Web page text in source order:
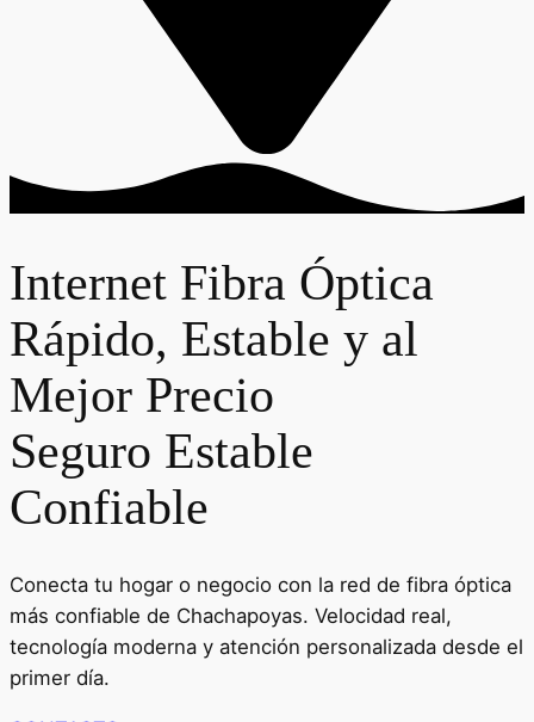
Internet Fibra Óptica
Rápido, Estable y al
Mejor Precio
Seguro Estable
Confiable
Conecta tu hogar o negocio con la red de fibra óptica
más confiable de Chachapoyas. Velocidad real,
tecnología moderna y atención personalizada desde el
primer día.